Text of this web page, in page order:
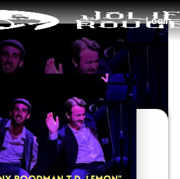
Login